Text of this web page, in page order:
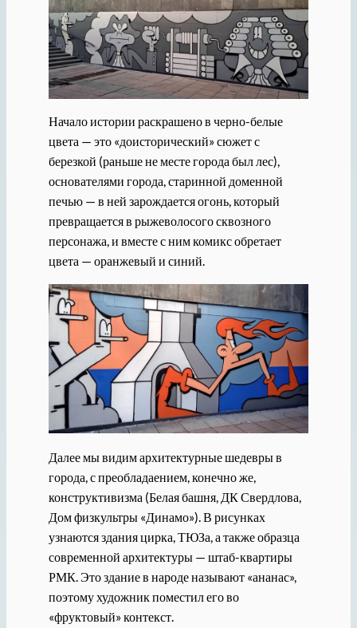
Начало истории раскрашено в черно-белые
цвета — это «доисторический» сюжет с
березкой (раньше не месте города был лес),
основателями города, старинной доменной
печью — в ней зарождается огонь, который
превращается в рыжеволосого сквозного
персонажа, и вместе с ним комикс обретает
цвета — оранжевый и синий.
Далее мы видим архитектурные шедевры в
города, с преобладаением, конечно же,
конструктивизма (Белая башня, ДК Свердлова,
Дом физкультры «Динамо»). В рисунках
узнаются здания цирка, ТЮЗа, а также образца
современной архитектуры — штаб-квартиры
РМК. Это здание в народе называют «ананас»,
поэтому художник поместил его во
«фруктовый» контекст.